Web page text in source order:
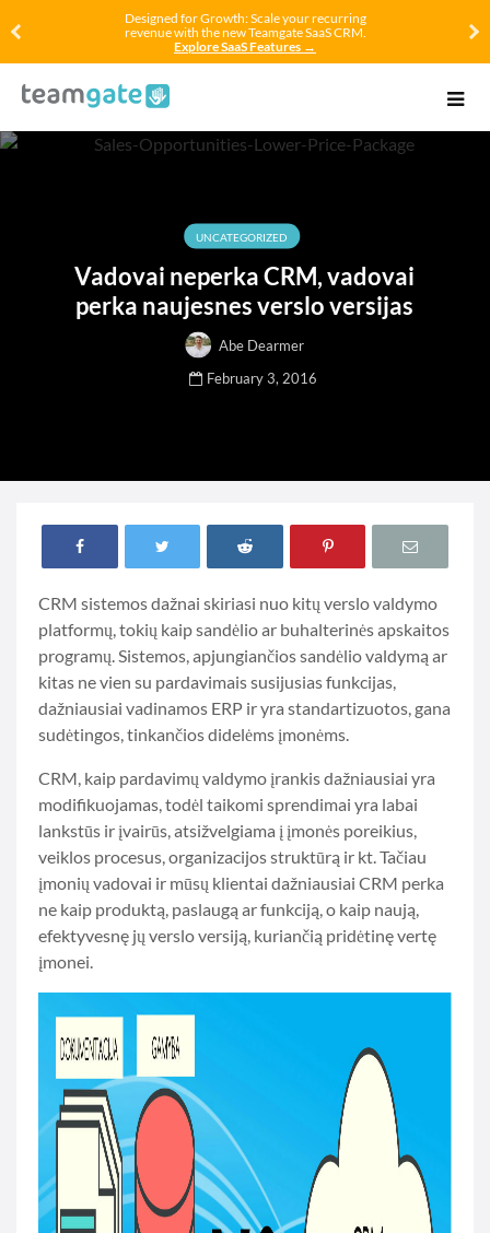
Designed for Growth: Scale your recurring
revenue with the new Teamgate SaaS CRM.
Explore SaaS Features →
UNCATEGORIZED
Vadovai neperka CRM, vadovai
perka naujesnes verslo versijas
Abe Dearmer
February 3, 2016
CRM sistemos dažnai skiriasi nuo kitų verslo valdymo
platformų, tokių kaip sandėlio ar buhalterinės apskaitos
programų. Sistemos, apjungiančios sandėlio valdymą ar
kitas ne vien su pardavimais susijusias funkcijas,
dažniausiai vadinamos ERP ir yra standartizuotos, gana
sudėtingos, tinkančios didelėms įmonėms.
CRM, kaip pardavimų valdymo įrankis dažniausiai yra
modifikuojamas, todėl taikomi sprendimai yra labai
lankstūs ir įvairūs, atsižvelgiama į įmonės poreikius,
veiklos procesus, organizacijos struktūrą ir kt. Tačiau
įmonių vadovai ir mūsų klientai dažniausiai CRM perka
ne kaip produktą, paslaugą ar funkciją, o kaip naują,
efektyvesnę jų verslo versiją, kuriančią pridėtinę vertę
įmonei.